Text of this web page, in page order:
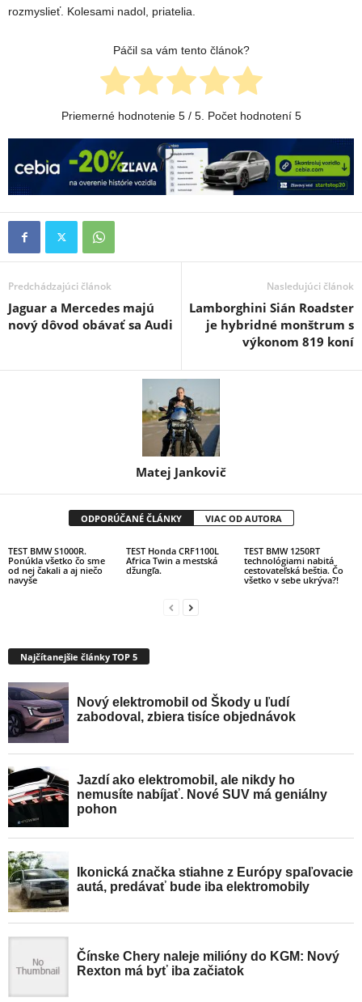
rozmyslieť. Kolesami nadol, priatelia.
Páčil sa vám tento článok?
Priemerné hodnotenie 5/ 5. Počet hodnotení 5
Predchádzajúci článok
Jaguar a Mercedes majú
nový dôvod obávať sa Audi
Nasledujúci článok
Lamborghini Sián Roadster
je hybridné monštrum s
výkonom 819 koní
Matej Jankovič
ODPORÚČANÉ ČLÁNKY VIAC OD AUTORA
TEST BMW S1000R.
Ponúkla všetko čo sme
od nej čakali a aj niečo
navyše
TEST Honda CRF1100L
Africa Twin a mestská
džungľa.
TEST BMW 1250RT
technológiami nabitá
cestovateľská beštia. Čo
všetko v sebe ukrýva?!
Najčítanejšie články TOP 5